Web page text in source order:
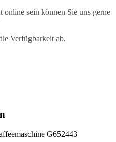
online sein können Sie uns gerne
Verfügbarkeit ab.